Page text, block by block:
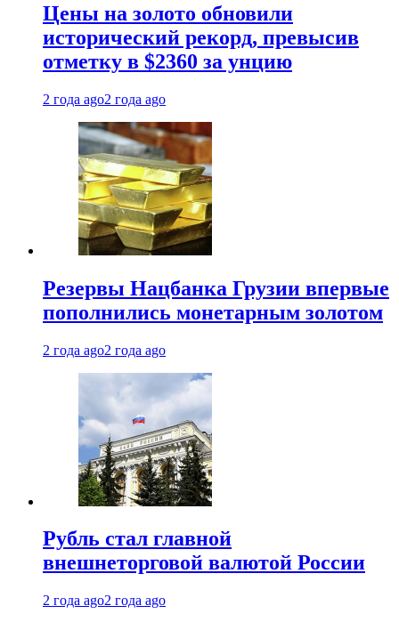
Цены на золото обновили
исторический рекорд, превысив
отметку в $2360 за унцию
2 года ago2 года ago
Резервы Нацбанка Грузии впервые
пополнились монетарным золотом
2 года ago2 года ago
Рубль стал главной
внешнеторговой валютой России
2 года ago2 года ago